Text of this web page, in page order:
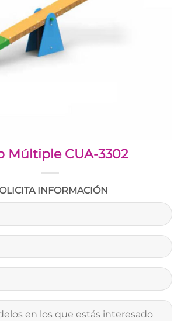
Múltiple CUA-3302
INFORMACIÓN